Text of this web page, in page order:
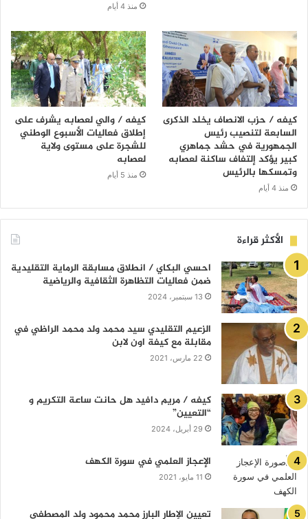
منذ 4 أيام
كيفه / حزب الانصاف يخلد الذكرى
السابعة لتنصيب رئيس
الجمهورية في حشد جماهري
كبير يؤكد إلتفاف ساكنة لعصابه
وتمسكها بالرئيس
منذ 4 أيام
كيفه / والي لعصابه يشرف على
إطلاق فعاليات الأسبوع الوطني
للشجرة على مستوى ولاية
لعصابه
منذ 5 أيام
الأكثر قراءة
احسي البكاي / انطلاق مسابقة الرماية التقليدية
ضمن فعاليات التظاهرة الثقافية والرياضية
13 سبتمبر، 2024
الزعيم التقليدي سيد محمد ولد محمد الراظي في
مقابلة مع كيفة اون لابن
22 مارس، 2021
كيفه / مريم دافيد هل حانت ساعة التكريم و
“التعيين”
29 أبريل، 2024
الإعجاز العلمي في سورة الكهف
11 مايو، 2021
تعيين الإطار البارز محمد محمود ولد المصطفى